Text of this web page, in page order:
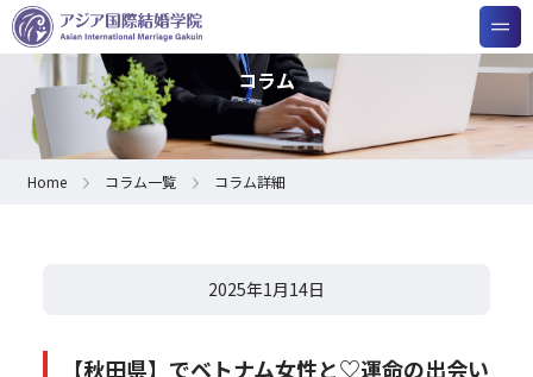
コラム
Home コラム一覧 コラム詳細
2025年1月14日
【秋田県】でベトナム女性と♡運命の出会い